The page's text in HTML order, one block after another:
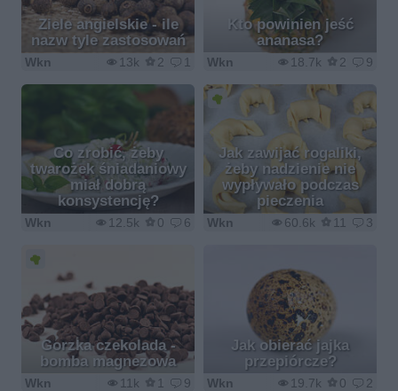
Ziele angielskie - ile
nazw tyle zastosowań
13k 2 1
Wkn
Kto powinien jeść
ananasa?
18.7k 2 9
Wkn
Co zrobić, żeby
twarożek śniadaniowy
miał dobrą
konsystencję?
12.5k 0 6
Wkn
Jak zawijać rogaliki,
żeby nadzienie nie
wypływało podczas
pieczenia
60.6k 11 3
Wkn
Gorzka czekolada -
bomba magnezowa
11k 1 9
Wkn
Jak obierać jajka
przepiórcze?
19.7k 0 2
Wkn